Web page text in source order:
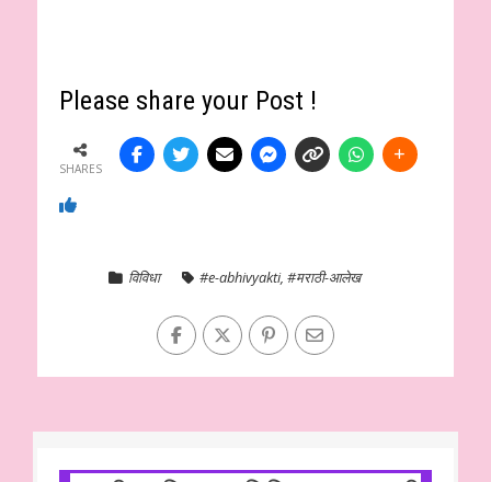
Please share your Post !
SHARES
विविधा #e-abhivyakti, #मराठी-आलेख